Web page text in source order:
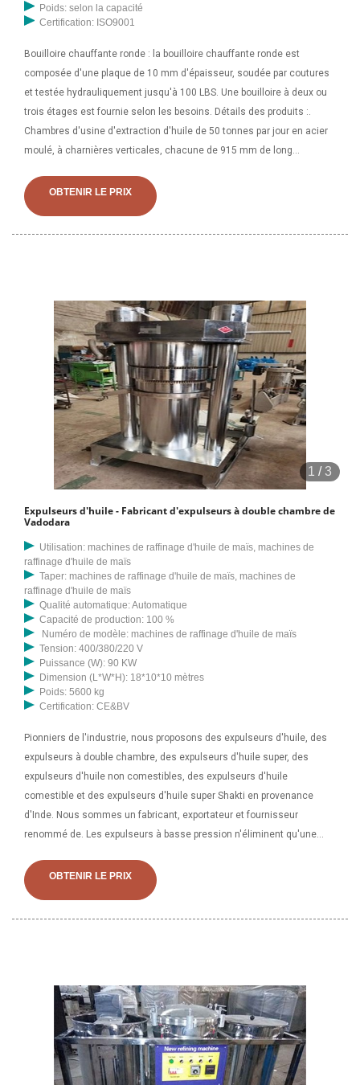
Poids: selon la capacité
Certification: ISO9001
Bouilloire chauffante ronde : la bouilloire chauffante ronde est
composée d'une plaque de 10 mm d'épaisseur, soudée par coutures
et testée hydrauliquement jusqu'à 100 LBS. Une bouilloire à deux ou
trois étages est fournie selon les besoins. Détails des produits :.
Chambres d'usine d'extraction d'huile de 50 tonnes par jour en acier
moulé, à charnières verticales, chacune de 915 mm de long
de 200 HP pour expulseur 1440
OBTENIR LE PRIX
1 /3
Expulseurs d'huile - Fabricant d'expulseurs à double chambre de
Vadodara
Utilisation: machines de raffinage d'huile de maïs, machines de
raffinage d'huile de maïs
Taper: machines de raffinage d'huile de maïs, machines de
raffinage d'huile de maïs
Qualité automatique: Automatique
Capacité de production: 100 %
Numéro de modèle: machines de raffinage d'huile de maïs
Tension: 400/380/220 V
Puissance (W): 90 KW
Dimension (L*W*H): 18*10*10 mètres
Poids: 5600 kg
Certification: CE&BV
Pionniers de l'industrie, nous proposons des expulseurs d'huile, des
expulseurs à double chambre, des expulseurs d'huile super, des
expulseurs d'huile non comestibles, des expulseurs d'huile
comestible et des expulseurs d'huile super Shakti en provenance
d'Inde. Nous sommes un fabricant, exportateur et fournisseur
renommé de. Les expulseurs à basse pression n'éliminent qu'une
généralement des capacités très élevées allant de 30 à 80 tonnes de
graines par jour de 24 heures. Ils sont utilisés en combinaison avec
OBTENIR LE PRIX